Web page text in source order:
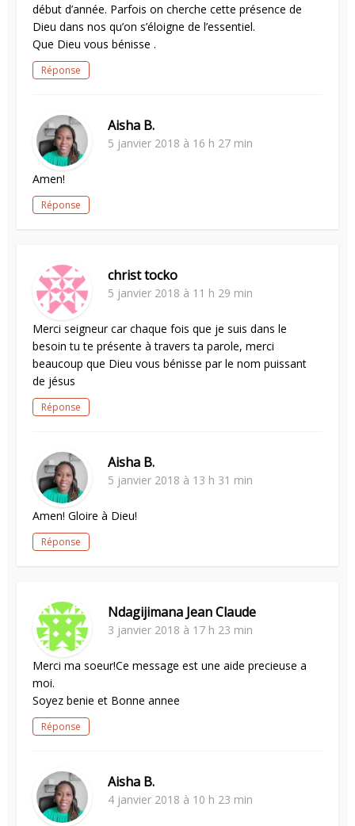
début d’année. Parfois on cherche cette présence de
Dieu dans nos qu’on s’éloigne de l’essentiel.
Que Dieu vous bénisse .
Réponse
Aisha B.
5 janvier 2018 à 16 h 27 min
Amen!
Réponse
christ tocko
5 janvier 2018 à 11 h 29 min
Merci seigneur car chaque fois que je suis dans le
besoin tu te présente à travers ta parole, merci
beaucoup que Dieu vous bénisse par le nom puissant
de jésus
Réponse
Aisha B.
5 janvier 2018 à 13 h 31 min
Amen! Gloire à Dieu!
Réponse
Ndagijimana Jean Claude
3 janvier 2018 à 17 h 23 min
Merci ma soeur!Ce message est une aide precieuse a
moi.
Soyez benie et Bonne annee
Réponse
Aisha B.
4 janvier 2018 à 10 h 23 min